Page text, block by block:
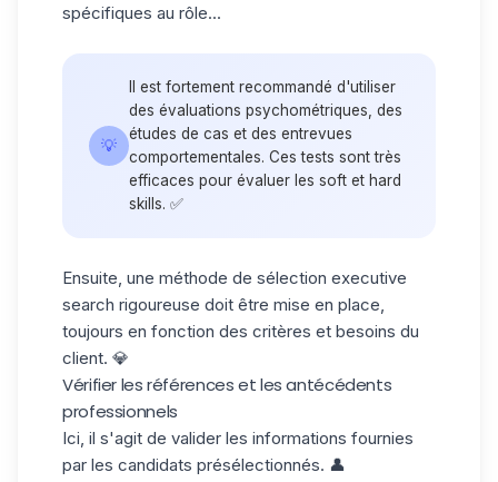
spécifiques au rôle...
💡
Il est fortement recommandé d'utiliser
des évaluations psychométriques, des
études de cas et des entrevues
comportementales. Ces tests sont très
efficaces pour évaluer les soft et hard
skills. ✅
Ensuite, une méthode de sélection executive
search rigoureuse doit être mise en place,
toujours en fonction des critères et besoins du
client. 💎
Vérifier les références et les antécédents
professionnels
Ici, il s'agit de valider les informations fournies
par les candidats présélectionnés. 👤